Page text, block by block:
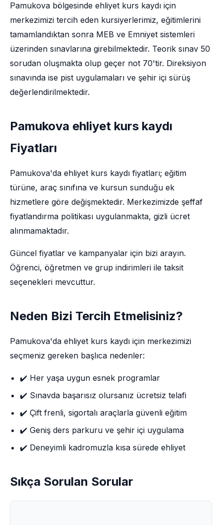
Pamukova bölgesinde ehliyet kurs kaydı için
merkezimizi tercih eden kursiyerlerimiz, eğitimlerini
tamamlandıktan sonra MEB ve Emniyet sistemleri
üzerinden sınavlarına girebilmektedir. Teorik sınav 50
sorudan oluşmakta olup geçer not 70'tir. Direksiyon
sınavında ise pist uygulamaları ve şehir içi sürüş
değerlendirilmektedir.
Pamukova ehliyet kurs kaydı
Fiyatları
Pamukova'da ehliyet kurs kaydı fiyatları; eğitim
türüne, araç sınıfına ve kursun sunduğu ek
hizmetlere göre değişmektedir. Merkezimizde şeffaf
fiyatlandırma politikası uygulanmakta, gizli ücret
alınmamaktadır.
Güncel fiyatlar ve kampanyalar için bizi arayın.
Öğrenci, öğretmen ve grup indirimleri ile taksit
seçenekleri mevcuttur.
Neden Bizi Tercih Etmelisiniz?
Pamukova'da ehliyet kurs kaydı için merkezimizi
seçmeniz gereken başlıca nedenler:
✔️ Her yaşa uygun esnek programlar
✔️ Sınavda başarısız olursanız ücretsiz telafi
✔️ Çift frenli, sigortalı araçlarla güvenli eğitim
✔️ Geniş ders parkuru ve şehir içi uygulama
✔️ Deneyimli kadromuzla kısa sürede ehliyet
Sıkça Sorulan Sorular